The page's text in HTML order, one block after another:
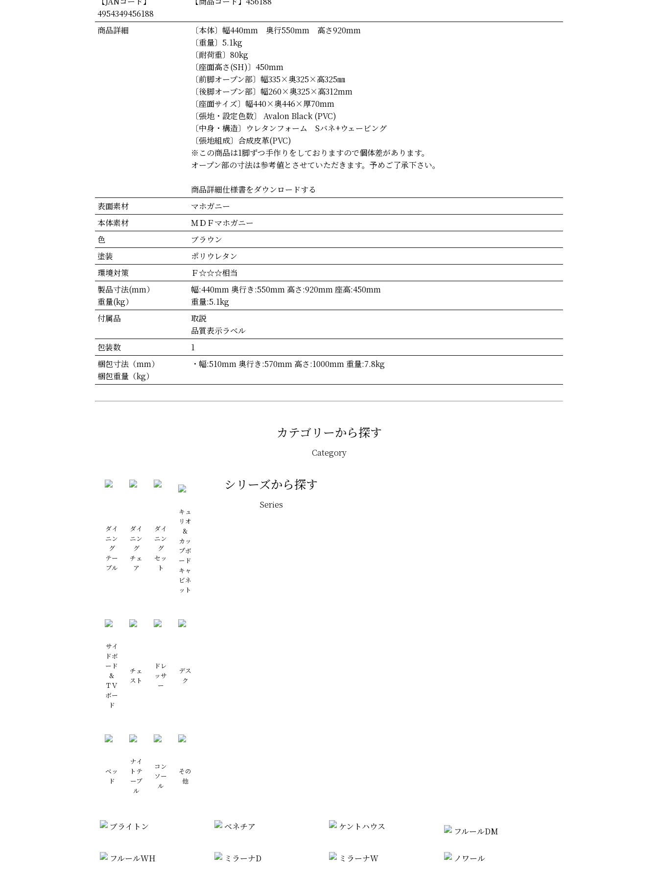
4954349456188
商品詳細
〔本体〕幅440mm 奥行550mm 高さ920mm
〔重量〕5.1kg
〔耐荷重〕80kg
〔座面高さ(SH)〕450mm
〔前脚オープン部〕幅335×奥325×高325㎜
〔後脚オープン部〕幅260×奥325×高312mm
〔座面サイズ〕幅440×奥446×厚70mm
〔張地・設定色数〕 Avalon Black (PVC)
〔中身・構造〕ウレタンフォーム Sバネ+ウェービング
〔張地組成〕合成皮革(PVC)
※この商品は1脚ずつ手作りをしておりますので個体差があります。
オープン部の寸法は参考値とさせていただきます。予めご了承下さい。
商品詳細仕様書をダウンロードする
表面素材
マホガニー
本体素材
ＭＤＦマホガニー
色
ブラウン
塗装
ポリウレタン
環境対策
Ｆ☆☆☆相当
製品寸法(mm）
重量(kg）
幅:440mm 奥行き:550mm 高さ:920mm 座高:450mm
重量:5.1kg
付属品
取説
品質表示ラベル
包装数
1
梱包寸法（mm）
梱包重量（kg）
・幅:510mm 奥行き:570mm 高さ:1000mm 重量:7.8kg
カテゴリーから探す
Category
ダイ
ニン
グ
テー
ブル
ダイ
ニン
グ
チェ
ア
ダイ
ニン
グ
セッ
ト
キュ
リオ
&
カッ
プボ
ード
キャ
ビネ
ット
サイ
ドボ
ード
&
ＴＶ
ボー
ド
チェ
スト
ドレ
ッサ
ー
デス
ク
ベッ
ド
ナイ
トテ
ーブ
ル
コン
ソー
ル
その
他
シリーズから探す
Series
ブライトン ベネチア ケントハウス フルールDM
フルールWH ミラーナD ミラーナW ノワール